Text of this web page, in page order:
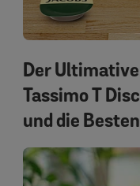
Der
Tassimo T
und die
Kapseln